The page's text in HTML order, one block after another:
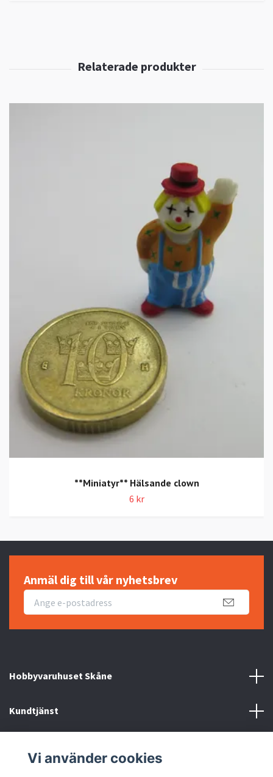
**Miniatyr** Hälsande clown
6 kr
Anmäl dig till vår nyhetsbrev
Hobbyvaruhuset Skåne
Kundtjänst
Vi använder cookies